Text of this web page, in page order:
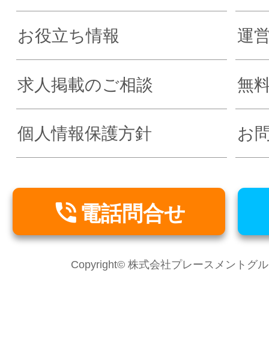
お役立ち情報 運
求人掲載のご相談 無
個人情報保護方針 お
 電話問合せ
Copyright© 株式会社プレースメントグ